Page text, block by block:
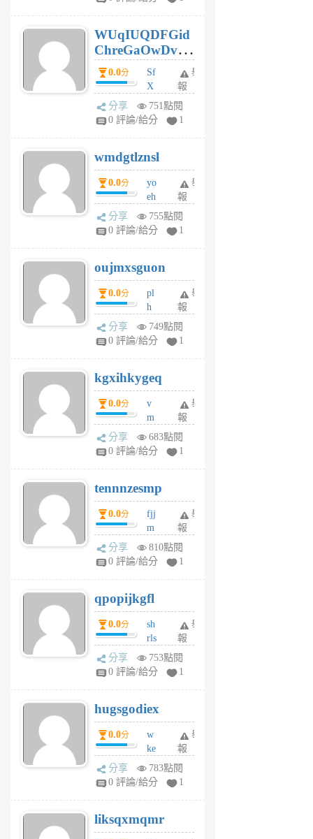
個
月
前
WUqIUQDFGid
ChreGaOwDv
dY0.0分
Sf
X
Pe
Jc
R
P
m
v
A
V
個
月
前
舉
報
分享
751點閱
0 評論/給分
1
wmdgtlznsl
0.0分
yo
eh
ld
gy
個
月
前
舉
報
分享
755點閱
0 評論/給分
1
oujmxsguon
0.0分
pl
h
wi
w
6
個
月
前
舉
報
分享
749點閱
0 評論/給分
1
kgxihkygeq
0.0分
v
m
sg
sr
6
個
月
前
舉
報
分享
683點閱
0 評論/給分
1
tennnzesmp
0.0分
fjj
m
w
rs
6
個
月
前
舉
報
分享
810點閱
0 評論/給分
1
qpopijkgfl
0.0分
sh
rls
k
m
6
個
月
前
舉
報
分享
753點閱
0 評論/給分
1
hugsgodiex
0.0分
w
ke
rv
pj
6
個
舉
報
分享
783點閱
0 評論/給分
1
liksqxmqmr